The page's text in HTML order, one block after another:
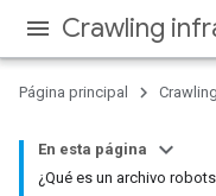
Crawling
Página principal
En esta página
¿Qué es un archivo